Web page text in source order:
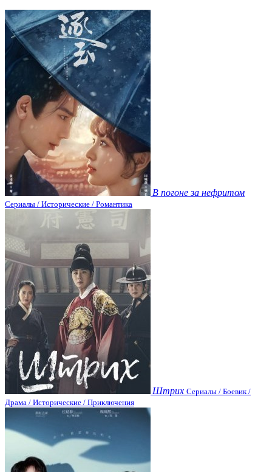
В погоне за нефритом
Сериалы / Исторические / Романтика
Штрих Сериалы / Боевик /
Драма / Исторические / Приключения